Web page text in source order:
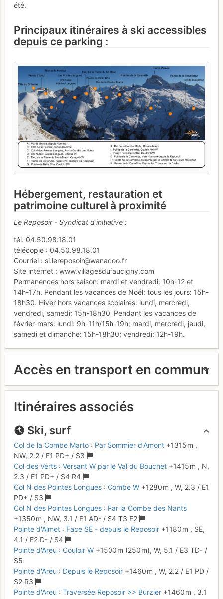
été.
Principaux itinéraires à ski accessibles
depuis ce parking :
Hébergement, restauration et
patrimoine culturel à proximité
Le Reposoir - Syndicat d'initiative :
tél. 04.50.98.18.01
télécopie : 04.50.98.18.01
Courriel : si.lereposoir@wanadoo.fr
Site internet : www.villagesdufaucigny.com
Permanences hors saison: mardi et vendredi: 10h-12 et
14h-17h. Pendant les vacances de Noël: tous les jours: 15h-
18h30. Hiver hors vacances scolaires: lundi, mercredi,
vendredi, samedi: 15h-18h30. Pendant les vacances de
février-mars: lundi: 9h-11h/15h-19h; mardi, mercredi, jeudi,
samedi et dimanche: 15h-18h30; vendredi: 12h-19h.
Accès en transport en commun
Itinéraires associés
Ski, surf
Col de la Combe Marto : Par Sommier d'Amont +1315 m ,
NW, 2.2 / E1 PD+ / S3
Col des Verts : Versant W par le Val du Bouchet +1415 m , N,
2.3 / E1 PD+ / S4 R4
Col N des Pointes Longues : Combe W +1280 m , W, 2.3 / E1
PD+ / S3
Col N des Pointes Longues : Par la Combe des Nants
+1350 m , NW, 3.1 / E1 AD- / S4 T3 E2
Pointe d'Almet : Face SE - depuis le Reposoir +1180 m , SE,
4.1 / E2 D- / S4
Pointe d'Areu : Couloir W +1500 m (250 m), W, 5.1 / E3 TD- /
S5
Pointe d'Areu : Depuis le Reposoir +1460 m , W, 2.2 / E1 PD /
S2 R3
Pointe d'Areu : Traversée Reposoir >> Burzier +1460 m , 3.1